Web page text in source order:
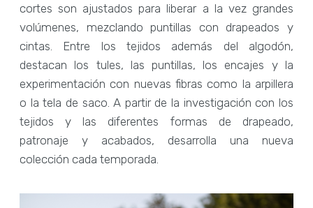
cortes son ajustados para liberar a la vez grandes
volúmenes, mezclando puntillas con drapeados y
cintas. Entre los tejidos además del algodón,
destacan los tules, las puntillas, los encajes y la
experimentación con nuevas fibras como la arpillera
o la tela de saco. A partir de la investigación con los
tejidos y las diferentes formas de drapeado,
patronaje y acabados, desarrolla una nueva
colección cada temporada.